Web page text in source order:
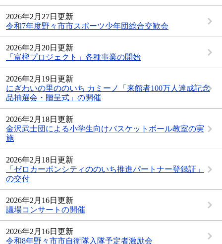
2026年2月27日更新
令和7年度野々市市スポーツ少年団総合交歓会
2026年2月20日更新
「富樫プロジェクト」各種事業の開始
2026年2月19日更新
にぎわいの里ののいち カミーノ「来館者100万人達成記念
品抽選会・贈呈式」の開催
2026年2月18日更新
金沢武士団による小学生向けバスケットボール教室の実
施
2026年2月18日更新
「ゼロカーボンシティののいち推進パートナー登録証」
の交付
2026年2月16日更新
議場コンサートの開催
2026年2月16日更新
令和8年野々市市自衛隊入隊予定者激励会